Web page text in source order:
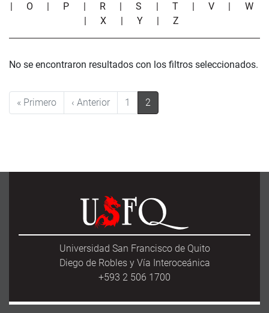
| O | P | R |S | T |V | W
|X | Y |Z
No se encontraron resultados con los filtros seleccionados.
Pagination
« PrimeroFirst page
‹ AnteriorPrevious page
1 2
Universidad San Francisco de Quito
Diego de Robles y Vía Interoceánica
+593 2 506 1700